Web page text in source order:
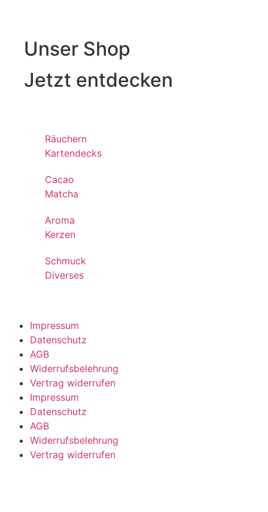
Unser Shop
Jetzt entdecken
Räuchern
Kartendecks
Cacao
Matcha
Aroma
Kerzen
Schmuck
Diverses
Impressum
Datenschutz
AGB
Widerrufsbelehrung
Vertrag widerrufen
Impressum
Datenschutz
AGB
Widerrufsbelehrung
Vertrag widerrufen